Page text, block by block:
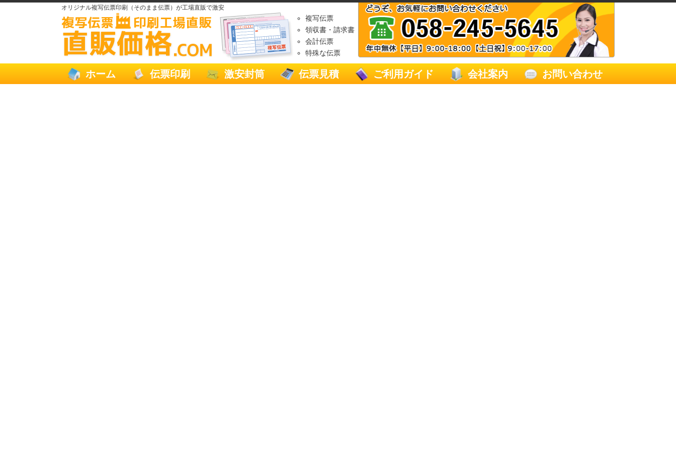
オリジナル複写伝票印刷（そのまま伝票）が工場直販で激安
複写伝票
領収書・請求書
会計伝票
特殊な伝票
ホーム 伝票印刷 激安封筒 伝票見積 ご利用ガイド 会社案内 お問い合わせ